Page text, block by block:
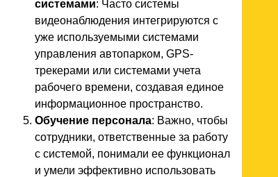
системами: Часто системы
видеонаблюдения интегрируются с
уже используемыми системами
управления автопарком, GPS-
трекерами или системами учета
рабочего времени, создавая единое
информационное пространство.
Обучение персонала: Важно, чтобы
сотрудники, ответственные за работу
с системой, понимали ее функционал
и умели эффективно использовать